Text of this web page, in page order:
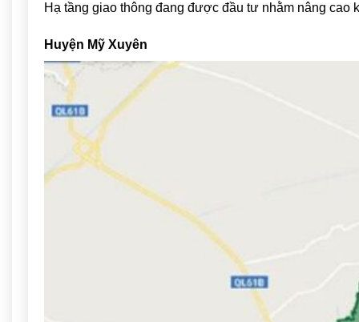
Hạ tầng giao thông đang được đầu tư nhằm nâng cao
Huyện Mỹ Xuyên